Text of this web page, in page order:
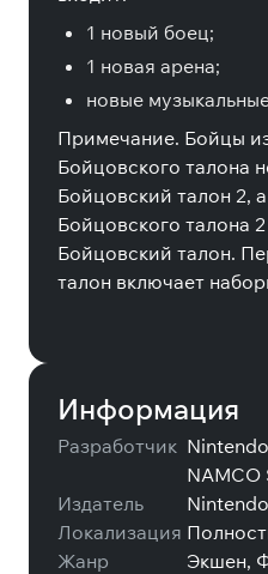
1 новый боец;
1 новая арена;
новые
Примечание. Бойцы
Бойцовского талона
Бойцовский талон 2,
Бойцовского талона
Бойцовский талон.
талон включает
Информация
Разработчик
NAMCO
Издатель
Nintendo
Локализация
Жанр
Экшен,